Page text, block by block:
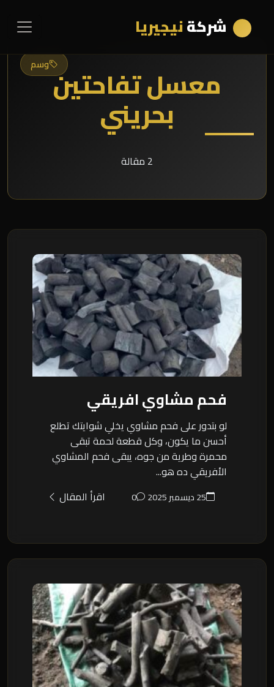
شركةنيجيريا
وسم معسل تفاحتين
بحريني
2 مقالة
فحم مشاوي افريقي
لو بتدور على فحم مشاوي يخلي شوايتك تطلع
أحسن ما يكون، وكل قطعة لحمة تبقى
محمرة وطرية من جوه، يبقى فحم المشاوي
الأفريقي ده هو...
25 ديسمبر 2025 0 اقرأ المقال